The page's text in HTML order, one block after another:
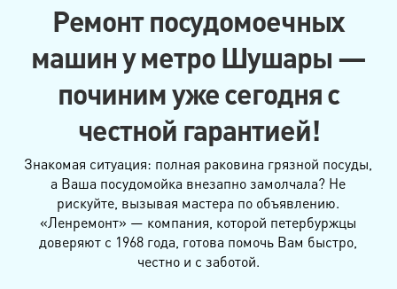
Ремонт посудомоечных
машин у метро Шушары —
починим уже сегодня с
честной гарантией!
Знакомая ситуация: полная раковина грязной посуды,
а Ваша посудомойка внезапно замолчала? Не
рискуйте, вызывая мастера по объявлению.
«Ленремонт» — компания, которой петербуржцы
доверяют с 1968 года, готова помочь Вам быстро,
честно и с заботой.